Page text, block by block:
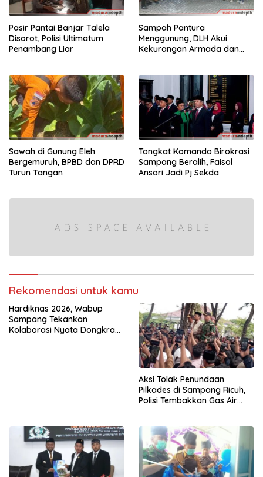
Pasir Pantai Banjar Talela
Disorot, Polisi Ultimatum
Penambang Liar
Sampah Pantura
Menggunung, DLH Akui
Kekurangan Armada dan
Sawah di Gunung Eleh
Bergemuruh, BPBD dan DPRD
Turun Tangan
Tongkat Komando Birokrasi
Sampang Beralih, Faisol
Ansori Jadi Pj Sekda
Rekomendasi untuk kamu
Hardiknas 2026, Wabup
Sampang Tekankan
Kolaborasi Nyata Dongkrak
Aksi Tolak Penundaan
Pilkades di Sampang Ricuh,
Polisi Tembakkan Gas Air